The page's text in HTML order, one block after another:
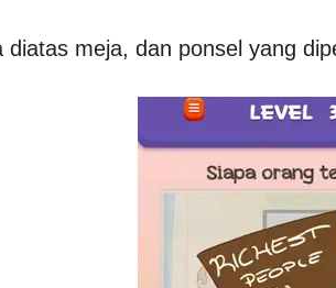
diatas meja, dan ponsel yang